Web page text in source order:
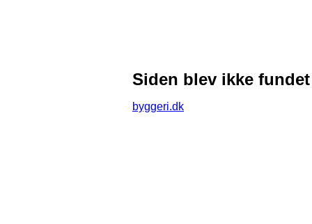
Siden blev ikke fundet
byggeri.dk